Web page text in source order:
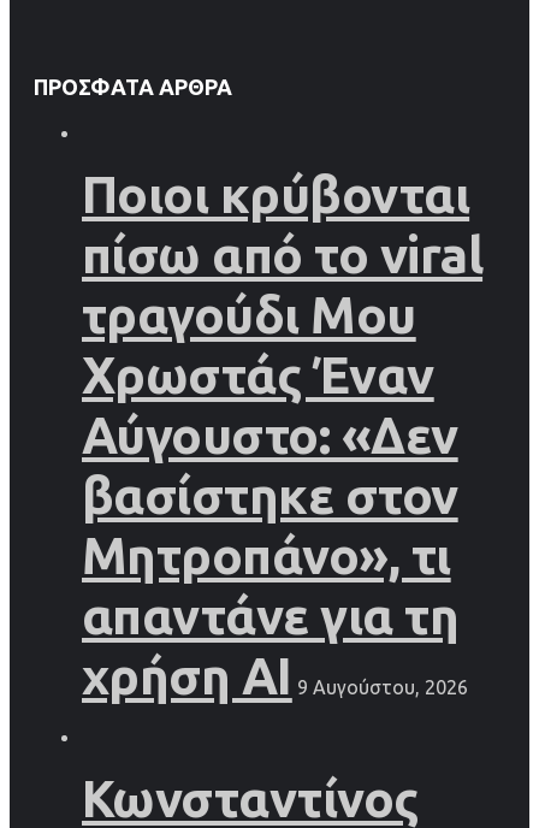
ΠΡΌΣΦΑΤΑ ΆΡΘΡΑ
Ποιοι κρύβονται
πίσω από το viral
τραγούδι Μου
Χρωστάς Έναν
Αύγουστο: «Δεν
βασίστηκε στον
Μητροπάνο», τι
απαντάνε για τη
χρήση AI 9 Αυγούστου, 2026
Κωνσταντίνος